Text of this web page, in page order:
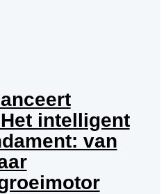
intelligent
van